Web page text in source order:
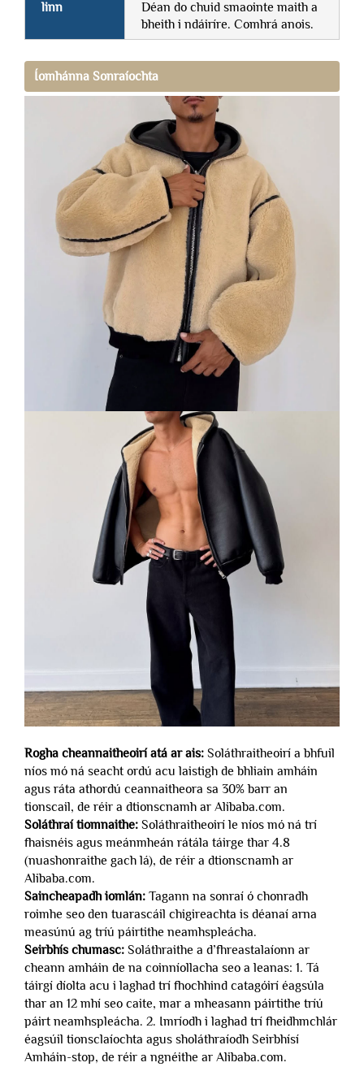
linn
Déan do chuid smaointe maith a
bheith i ndáiríre. Comhrá anois.
Íomhánna Sonraíochta
Rogha cheannaitheoirí atá ar ais: Soláthraitheoirí a bhfuil
níos mó ná seacht ordú acu laistigh de bhliain amháin
agus ráta athordú ceannaitheora sa 30% barr an
tionscail, de réir a dtionscnamh ar Alibaba.com.
Soláthraí tiomnaithe: Soláthraitheoirí le níos mó ná trí
fhaisnéis agus meánmheán rátála táirge thar 4.8
(nuashonraithe gach lá), de réir a dtionscnamh ar
Alibaba.com.
Saincheapadh iomlán: Tagann na sonraí ó chonradh
roimhe seo den tuarascáil chigireachta is déanaí arna
measúnú ag tríú páirtithe neamhspleácha.
Seirbhís chumasc: Soláthraithe a d’fhreastalaíonn ar
cheann amháin de na coinníollacha seo a leanas: 1. Tá
táirgí díolta acu i laghad trí fhochhind catagóirí éagsúla
thar an 12 mhí seo caite, mar a mheasann páirtithe tríú
páirt neamhspleácha. 2. Imríodh i laghad trí fheidhmchlár
éagsúil tionsclaíochta agus sholáthraíodh Seirbhísí
Amháin-stop, de réir a ngnéithe ar Alibaba.com.